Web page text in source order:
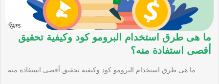
ما هى طرق استخدام البرومو كود وكيفية تحقيق
أقصى استفادة منه؟
ما هى طرق استخدام البرومو كود وكيفية تحقيق أقصى استفادة منه